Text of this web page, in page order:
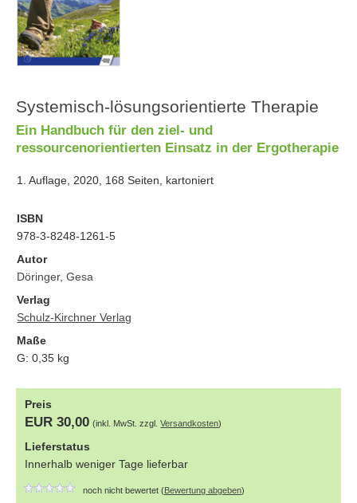
Systemisch-lösungsorientierte Therapie
Ein Handbuch für den ziel- und
ressourcenorientierten Einsatz in der Ergotherapie
1. Auflage, 2020, 168 Seiten, kartoniert
ISBN
978-3-8248-1261-5
Autor
Döringer, Gesa
Verlag
Schulz-Kirchner Verlag
Maße
G:0,35 kg
Preis
EUR 30,00 (inkl. MwSt. zzgl.Versandkosten)
Lieferstatus
Innerhalb weniger Tage lieferbar
noch nicht bewertet (Bewertung abgeben)